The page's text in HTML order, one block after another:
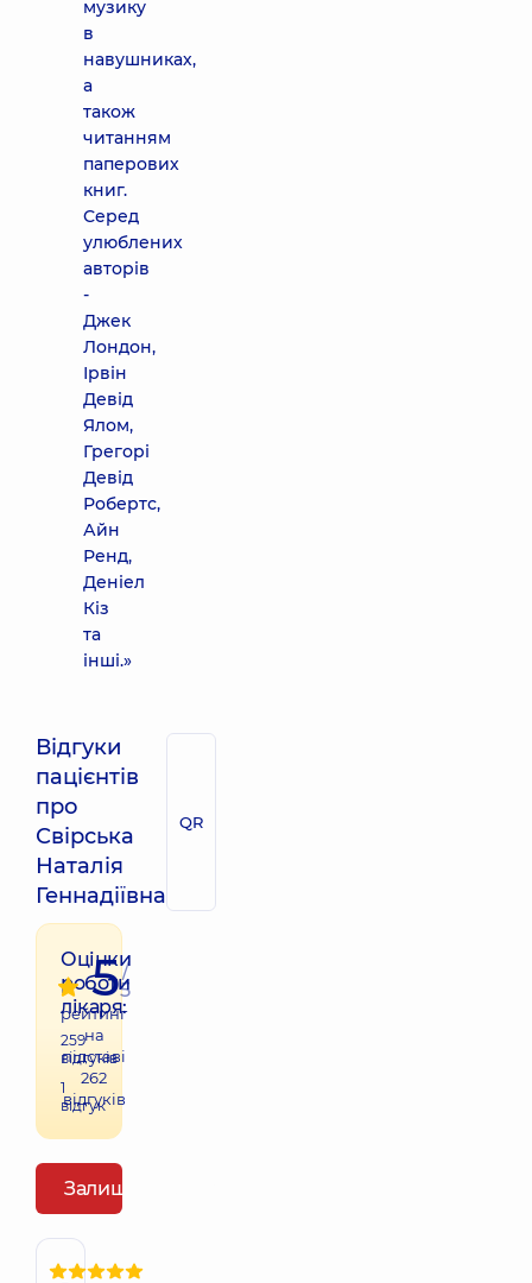
музику
в
навушниках,
а
також
читанням
паперових
книг.
Серед
улюблених
авторів
-
Джек
Лондон,
Ірвін
Девід
Ялом,
Грегорі
Девід
Робертс,
Айн
Ренд,
Деніел
Кіз
та
інші.»
Відгуки
пацієнтів
про
Свірська
Наталія
Геннадіївна
QR
Оцінки
роботи
лікаря:
259
відгуків
1
відгук
5/
5
рейтинг
на
підставі
262
відгуків
Залишити відгук